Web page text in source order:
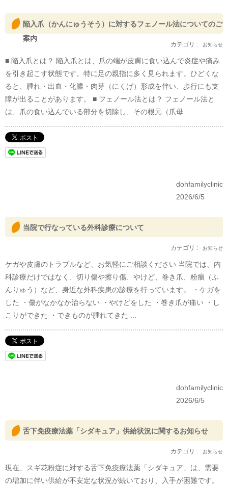
陥入爪（かんにゅうそう）に対するフェノール法についてのご
案内
カテゴリ : お知らせ
■ 陥入爪とは？ 陥入爪とは、爪の端が皮膚に食い込んで炎症や痛み
を引き起こす状態です。特に足の親指に多く見られます。ひどくな
ると、腫れ・出血・化膿・肉芽（にくげ）形成を伴い、歩行にも支
障が出ることがあります。 ■ フェノール法とは？ フェノール法と
は、爪の食い込んでいる部分を切除し、その根元（爪母...
dohfamilyclinic
2026/6/5
当院で行なっている外科診療について
カテゴリ : お知らせ
ケガや皮膚のトラブルなど、お気軽にご相談ください 当院では、内
科診療だけではなく、切り傷や擦り傷、やけど、巻き爪、粉瘤（ふ
んりゅう）など、身近な外科疾患の診療を行っています。 ・ケガを
した ・傷がなかなか治らない ・やけどをした ・巻き爪が痛い ・し
こりができた ・できものが腫れてきた ...
dohfamilyclinic
2026/6/5
舌下免疫療法薬「シダキュア」供給状況に関するお知らせ
カテゴリ : お知らせ
現在、スギ花粉症に対する舌下免疫療法薬「シダキュア」は、需要
の増加に伴い供給が不安定な状況が続いており、入手が困難です。